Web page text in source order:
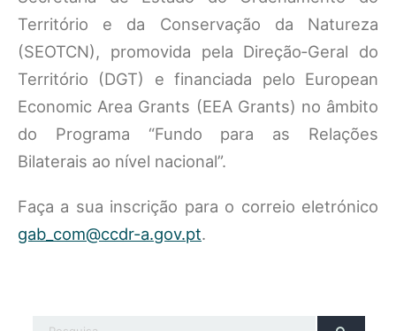
Território e da Conservação da Natureza
(SEOTCN), promovida pela Direção‐Geral do
Território (DGT) e financiada pelo European
Economic Area Grants (EEA Grants) no âmbito
do Programa “Fundo para as Relações
Bilaterais ao nível nacional”.
Faça a sua inscrição para o correio eletrónico
gab_com@ccdr-a.gov.pt.